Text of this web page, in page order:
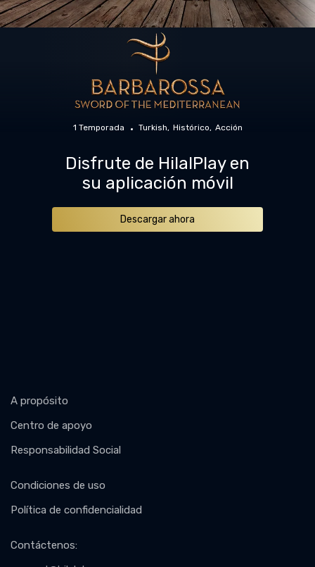
1 Temporada Turkish Histórico Acción
Disfrute de HilalPlay en
su aplicación móvil
Descargar ahora
A propósito
Centro de apoyo
Responsabilidad Social
Condiciones de uso
Política de confidencialidad
Contáctenos: